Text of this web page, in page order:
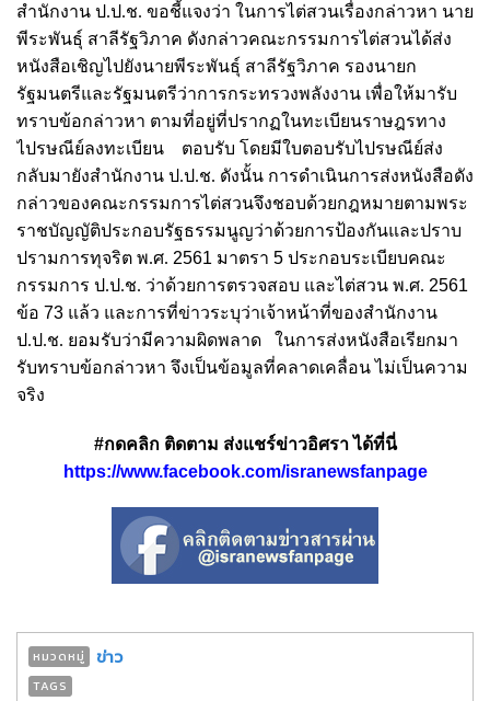
สำนักงาน ป.ป.ช. ขอชี้แจงว่า ในการไต่สวนเรื่องกล่าวหา นาย
พีระพันธุ์ สาลีรัฐวิภาค ดังกล่าวคณะกรรมการไต่สวนได้ส่ง
หนังสือเชิญไปยังนายพีระพันธุ์ สาลีรัฐวิภาค รองนายก
รัฐมนตรีและรัฐมนตรีว่าการกระทรวงพลังงาน เพื่อให้มารับ
ทราบข้อกล่าวหา ตามที่อยู่ที่ปรากฏในทะเบียนราษฎรทาง
ไปรษณีย์ลงทะเบียน ตอบรับ โดยมีใบตอบรับไปรษณีย์ส่ง
กลับมายังสำนักงาน ป.ป.ช. ดังนั้น การดำเนินการส่งหนังสือดัง
กล่าวของคณะกรรมการไต่สวนจึงชอบด้วยกฎหมายตามพระ
ราชบัญญัติประกอบรัฐธรรมนูญว่าด้วยการป้องกันและปราบ
ปรามการทุจริต พ.ศ. 2561 มาตรา 5 ประกอบระเบียบคณะ
กรรมการ ป.ป.ช. ว่าด้วยการตรวจสอบ และไต่สวน พ.ศ. 2561
ข้อ 73 แล้ว และการที่ข่าวระบุว่าเจ้าหน้าที่ของสำนักงาน
ป.ป.ช. ยอมรับว่ามีความผิดพลาด ในการส่งหนังสือเรียกมา
รับทราบข้อกล่าวหา จึงเป็นข้อมูลที่คลาดเคลื่อน ไม่เป็นความ
จริง
#กดคลิก ติดตาม ส่งแชร์ข่าวอิศรา ได้ที่นี่
https://www.facebook.com/isranewsfanpage
หมวดหมู่ ข่าว
TAGS